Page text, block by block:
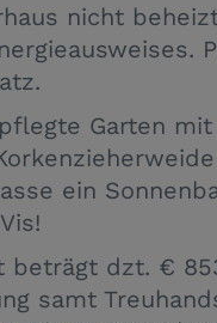
nicht
Garten
ein
beträgt dzt. €
samt